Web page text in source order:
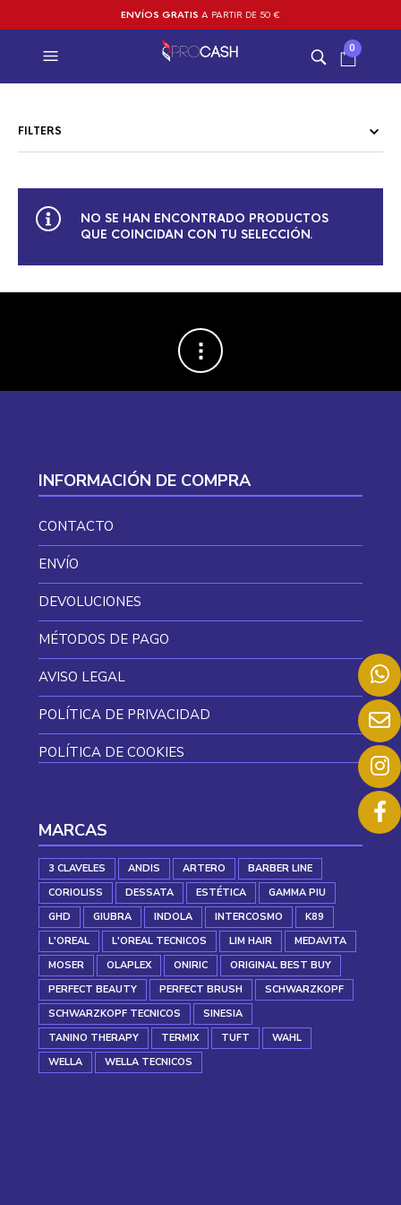
ENVÍOS GRATIS A PARTIR DE 50 €
0
FILTERS
NO SE HAN ENCONTRADO PRODUCTOS
QUE COINCIDAN CON TU SELECCIÓN.
INFORMACIÓN DE COMPRA
CONTACTO
ENVÍO
DEVOLUCIONES
MÉTODOS DE PAGO
AVISO LEGAL
POLÍTICA DE PRIVACIDAD
POLÍTICA DE COOKIES
MARCAS
3 CLAVELES ANDIS ARTERO
BARBER LINE
CORIOLISS
DESSATA ESTÉTICA
GAMMA PIU
GHD
GIUBRA INDOLA INTERCOSMO
K89
L'OREAL
L'OREAL TECNICOS LIM HAIR
MEDAVITA
MOSER
OLAPLEX ONIRIC
ORIGINAL BEST BUY
PERFECT BEAUTY
PERFECT BRUSH
SCHWARZKOPF
SCHWARZKOPF TECNICOS
SINESIA
TANINO THERAPY
TERMIX TUFT
WAHL
WELLA
WELLA TECNICOS